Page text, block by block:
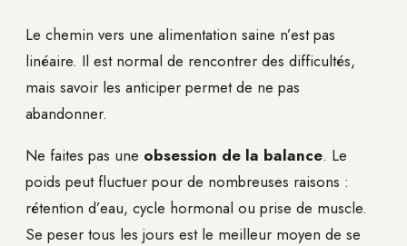
Le chemin vers une alimentation saine n’est pas
linéaire. Il est normal de rencontrer des difficultés,
mais savoir les anticiper permet de ne pas
abandonner.
Ne faites pas une obsession de la balance. Le
poids peut fluctuer pour de nombreuses raisons :
rétention d’eau, cycle hormonal ou prise de muscle.
Se peser tous les jours est le meilleur moyen de se